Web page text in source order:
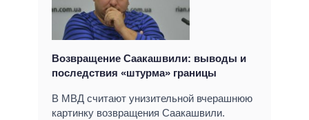
Возвращение Саакашвили: выводы и
последствия «штурма» границы
В МВД считают унизительной вчерашнюю
картинку возвращения Саакашвили.